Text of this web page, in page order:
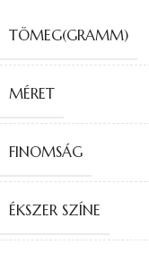
TÖMEG(GRAMM)
MÉRET
FINOMSÁG
ÉKSZER SZÍNE